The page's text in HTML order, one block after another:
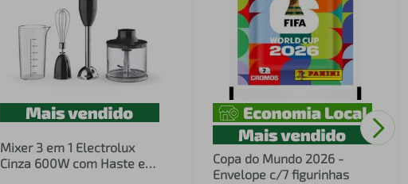
Mixer 3 em 1 Electrolux
Cinza 600W com Haste em
Copa do Mundo 2026 -
Envelope c/7 figurinhas